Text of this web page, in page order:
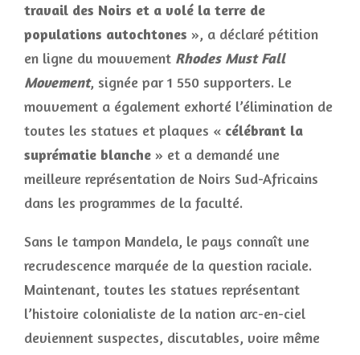
travail des Noirs et a volé la terre de
populations autochtones », a déclaré pétition
en ligne du mouvement Rhodes Must Fall
Movement, signée par 1 550 supporters. Le
mouvement a également exhorté l’élimination de
toutes les statues et plaques « célébrant la
suprématie blanche » et a demandé une
meilleure représentation de Noirs Sud-Africains
dans les programmes de la faculté.
Sans le tampon Mandela, le pays connaît une
recrudescence marquée de la question raciale.
Maintenant, toutes les statues représentant
l’histoire colonialiste de la nation arc-en-ciel
deviennent suspectes, discutables, voire même